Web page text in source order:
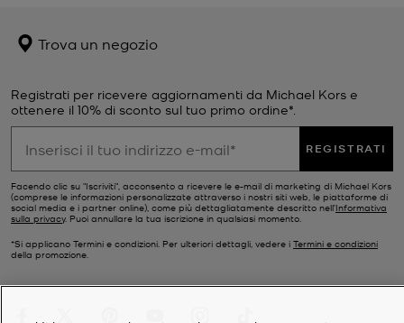
Trova un negozio
Registrati per ricevere aggiornamenti da Michael Kors e
ottenere il 10% di sconto sul tuo primo ordine*.
REGISTRATI
Facendo clic su "Iscriviti", acconsento a ricevere le e-mail di marketing di Michael Kors
(comprese le informazioni personalizzate attraverso i nostri siti web, le piattaforme di
social media e i partner online), come più dettagliatamente descritto nell’Informativa
sulla privacy. Puoi annullare la tua iscrizione in qualsiasi momento.
*Si applicano Termini e condizioni. Per ulteriori dettagli, vedere i Termini e condizioni
della promozione.